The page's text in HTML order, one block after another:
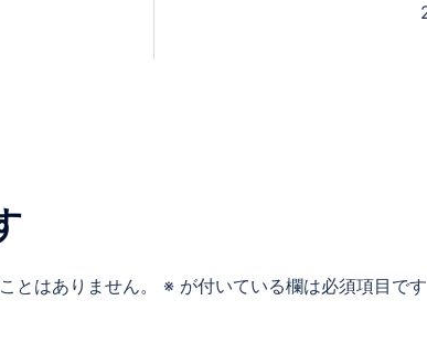
とはありません。 ※ が付いている欄は必須項目です